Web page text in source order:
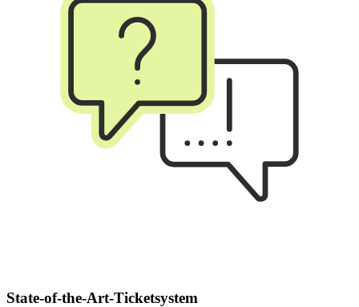
State-of-the-Art-Ticketsystem